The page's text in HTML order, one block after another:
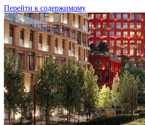
Перейти к содержимому